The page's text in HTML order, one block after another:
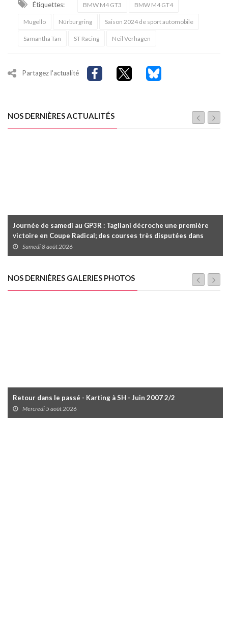
Étiquettes: BMW M4 GT3 BMW M4 GT4
Mugello Nürburgring Saison 2024 de sport automobile
Samantha Tan ST Racing Neil Verhagen
Partagez l'actualité
NOS DERNIÈRES ACTUALITÉS
Journée de samedi au GP3R : Tagliani décroche une première
victoire en Coupe Radical; des courses très disputées dans
toutes les séries
Samedi 8 août 2026
NOS DERNIÈRES GALERIES PHOTOS
Retour dans le passé - Karting à SH - Juin 2007 2/2
Mercredi 5 août 2026